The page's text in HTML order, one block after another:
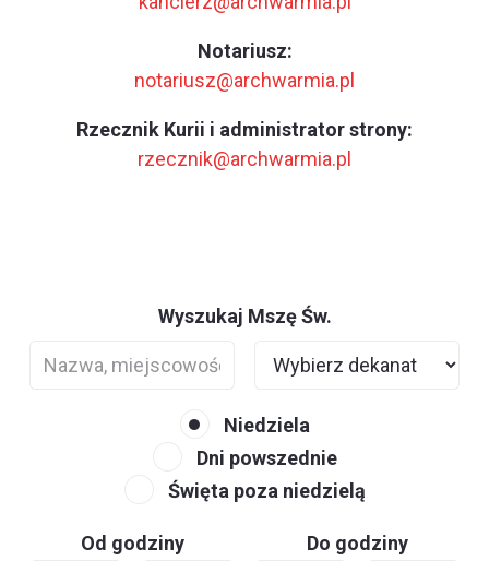
Notariusz:
notariusz@archwarmia.pl
Rzecznik Kurii i administrator strony:
rzecznik@archwarmia.pl
Wyszukaj Mszę Św.
Niedziela
Dni powszednie
Święta poza niedzielą
Od godziny Do godziny